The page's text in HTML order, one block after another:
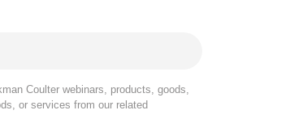
Coulter webinars, products, goods,
or services from our related